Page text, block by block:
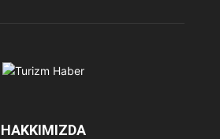
HAKKIMIZDA